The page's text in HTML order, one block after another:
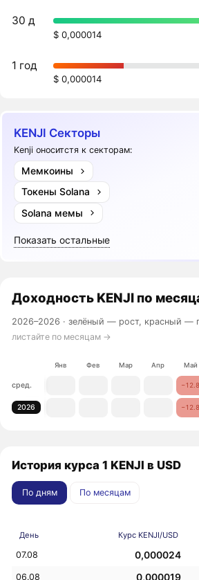
30 д
$ 0,000014
1 год
$ 0,000014
KENJI Секторы
Kenji оноситстя к секторам:
Мемкоины
Токены Solana
Solana мемы
Показать остальные
Доходность KENJI по
2026–2026 ·зелёный — рост, красный —
листайте по месяцам →
Янв Фев Мар Апр Май
сред. −12.8
2026 −12.8
История курса 1 KENJI в USD
По дням По месяцам
День Курс KENJI/USD
07.08 0,000024
06.08 0,000019